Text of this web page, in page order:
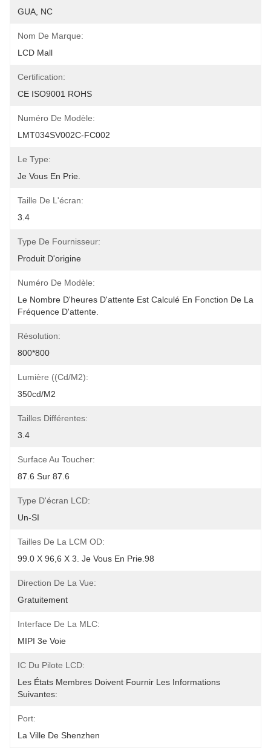
GUA, NC
Nom De Marque:
LCD Mall
Certification:
CE ISO9001 ROHS
Numéro De Modèle:
LMT034SV002C-FC002
Le Type:
Je Vous En Prie.
Taille De L'écran:
3.4
Type De Fournisseur:
Produit D'origine
Numéro De Modèle:
Le Nombre D'heures D'attente Est Calculé En Fonction De La
Fréquence D'attente.
Résolution:
800*800
Lumière ((cd/m2):
350cd/m2
Tailles Différentes:
3.4
Surface Au Toucher:
87.6 Sur 87.6
Type D'écran LCD:
Un-SI
Tailles De La LCM OD:
99.0 X 96,6 X 3. Je Vous En Prie.98
Direction De La Vue:
Gratuitement
Interface De La MLC:
MIPI 3e Voie
IC Du Pilote LCD:
Les États Membres Doivent Fournir Les Informations
Suivantes:
Port:
La Ville De Shenzhen